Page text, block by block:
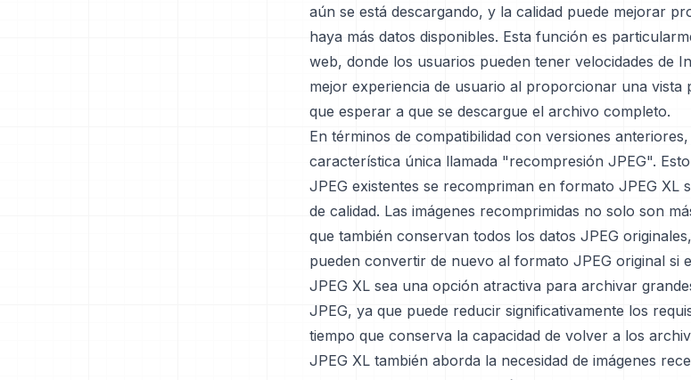
aún se está descargando, y la calidad puede mejorar
haya más datos disponibles. Esta función es
web, donde los usuarios pueden tener velocidades de
mejor experiencia de usuario al proporcionar una vista
que esperar a que se descargue el archivo completo.
En términos de compatibilidad con versiones
característica única llamada "recompresión JPEG".
JPEG existentes se recompriman en formato JPEG XL
de calidad. Las imágenes recomprimidas no solo son
que también conservan todos los datos JPEG
pueden convertir de nuevo al formato JPEG original si
JPEG XL sea una opción atractiva para archivar
JPEG, ya que puede reducir significativamente los
tiempo que conserva la capacidad de volver a los
JPEG XL también aborda la necesidad de imágenes